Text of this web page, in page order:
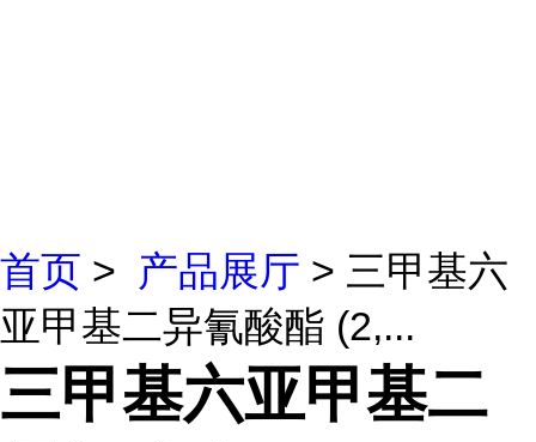
首页 > 产品展厅 > 三甲基六
亚甲基二异氰酸酯 (2,...
三甲基六亚甲基二